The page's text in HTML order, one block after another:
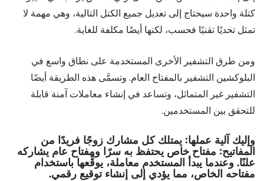
كتلة واحدة سيحتاج إلى تعديل جميع الكتل التالية، وهي مهمة لا
تمثل تحديًا تقنيًا فحسب، لكنها أيضًا مكلفة للغاية.
ومن طرق التشفير الأخرى المستخدمة على نطاق واسع في
البلوكشين التشفير بالمفتاح العام. وتسمَّى هذه الطريقة أيضًا
التشفير غير المتماثل، وتساعد في إنشاء معاملات آمنة قابلة
للتحقق بين المستخدمين.
وإليك آلية عملها: يمتلك كل مشارك زوجًا فريدًا من
المفاتيح: مفتاح خاص يحتفظ به سرًا ومفتاح عام يشاركه
علنًا. وعندما يبدأ المستخدم معاملة، يوقِّعها باستخدام
مفتاحه الخاص، مما يؤدي إلى إنشاء توقيع رقمي.